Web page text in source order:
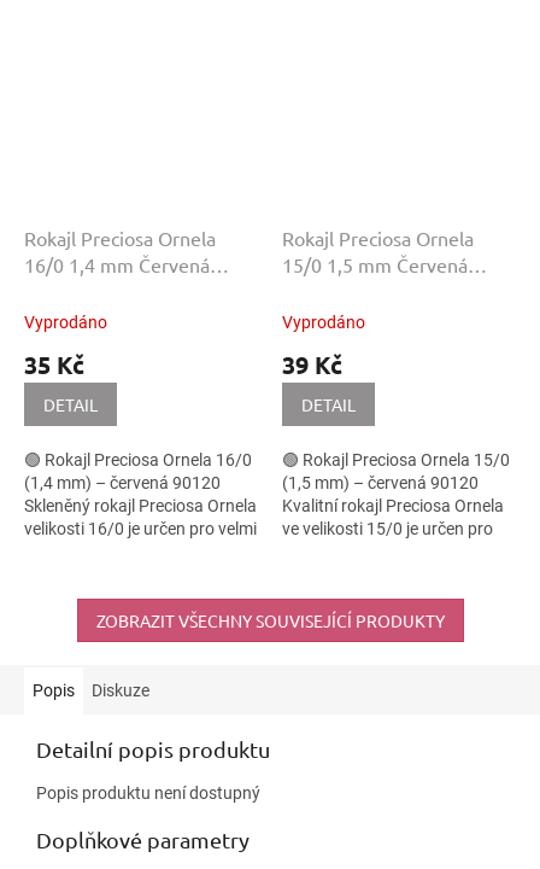
Rokajl Preciosa Ornela
16/0 1,4 mm Červená
Vyprodáno
35 Kč
DETAIL
🟢 Rokajl Preciosa Ornela 16/0
(1,4 mm) – červená 90120
Skleněný rokajl Preciosa Ornela
velikosti 16/0 je určen pro velmi
Rokajl Preciosa Ornela
15/0 1,5 mm Červená
Vyprodáno
39 Kč
DETAIL
🟢 Rokajl Preciosa Ornela 15/0
(1,5 mm) – červená 90120
Kvalitní rokajl Preciosa Ornela
ve velikosti 15/0 je určen pro
ZOBRAZIT VŠECHNY SOUVISEJÍCÍ PRODUKTY
Popis Diskuze
Detailní popis produktu
Popis produktu není dostupný
Doplňkové parametry